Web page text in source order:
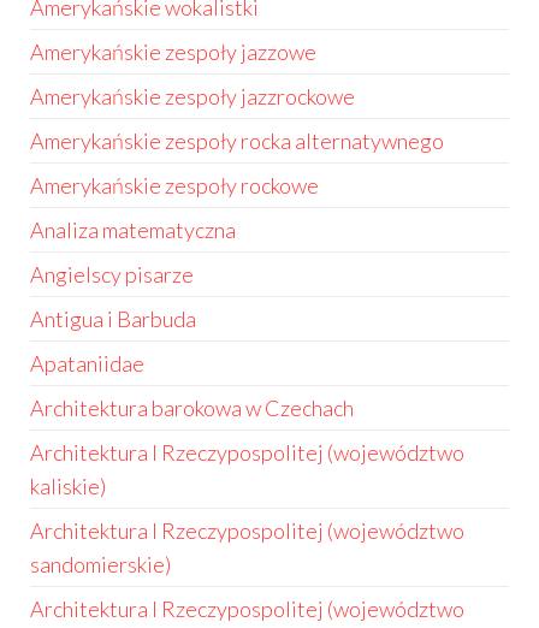
Amerykańskie wokalistki
Amerykańskie zespoły jazzowe
Amerykańskie zespoły jazzrockowe
Amerykańskie zespoły rocka alternatywnego
Amerykańskie zespoły rockowe
Analiza matematyczna
Angielscy pisarze
Antigua i Barbuda
Apataniidae
Architektura barokowa w Czechach
Architektura I Rzeczypospolitej (województwo
kaliskie)
Architektura I Rzeczypospolitej (województwo
sandomierskie)
Architektura I Rzeczypospolitej (województwo